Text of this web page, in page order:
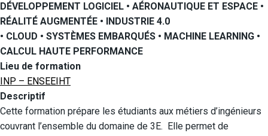
DÉVELOPPEMENT LOGICIEL • AÉRONAUTIQUE ET ESPACE •
RÉALITÉ AUGMENTÉE • INDUSTRIE 4.0
• CLOUD • SYSTÈMES EMBARQUÉS • MACHINE LEARNING •
CALCUL HAUTE PERFORMANCE
Lieu de formation
INP – ENSEEIHT
Descriptif
Cette formation prépare les étudiants aux métiers d’ingénieurs
couvrant l’ensemble du domaine de 3E. Elle permet de